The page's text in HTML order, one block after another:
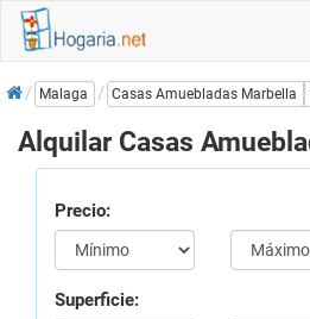
InicioMalaga Casas Amuebladas Marbella
Alquilar Casas
Precio:
Superficie: